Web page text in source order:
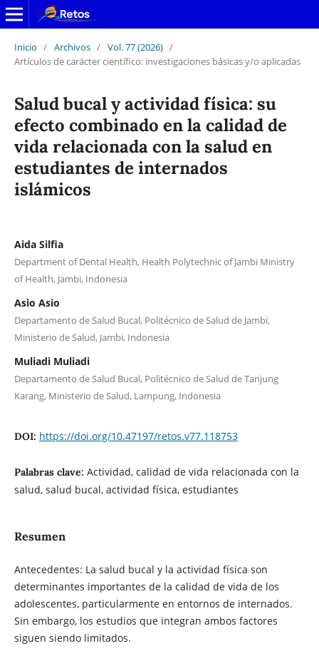
Inicio / Archivos / Vol. 77 (2026) /
Artículos de carácter científico: investigaciones básicas y/o aplicadas
Salud bucal y actividad física: su
efecto combinado en la calidad de
vida relacionada con la salud en
estudiantes de internados
islámicos
Aida Silfia
Department of Dental Health, Health Polytechnic of Jambi Ministry
of Health, Jambi, Indonesia
Asio Asio
Departamento de Salud Bucal, Politécnico de Salud de Jambi,
Ministerio de Salud, Jambi, Indonesia
Muliadi Muliadi
Departamento de Salud Bucal, Politécnico de Salud de Tanjung
Karang, Ministerio de Salud, Lampung, Indonesia
DOI: https://doi.org/10.47197/retos.v77.118753
Palabras clave: Actividad, calidad de vida relacionada con la
salud, salud bucal, actividad física, estudiantes
Resumen
Antecedentes: La salud bucal y la actividad física son
determinantes importantes de la calidad de vida de los
adolescentes, particularmente en entornos de internados.
Sin embargo, los estudios que integran ambos factores
siguen siendo limitados.